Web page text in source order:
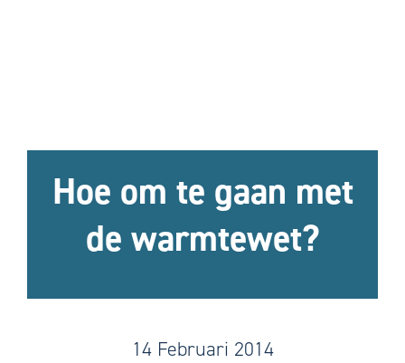
Hoe om te gaan met
de warmtewet?
14 Februari 2014